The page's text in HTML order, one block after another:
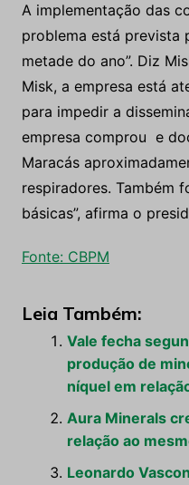
A implementação das
problema está prevista
metade do ano”. Diz
Misk, a empresa está
para impedir a
empresa comprou e
Maracás
respiradores. Também
básicas”, afirma o
Fonte: CBPM
Leia Também:
Vale fecha
produção de
níquel em
Aura Minerals
relação ao
Leonardo